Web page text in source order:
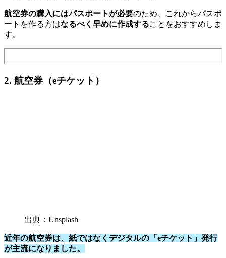
航空券の購入にはパスポートが必要のため、これからパスポ
ートを作る方はなるべく早めに作成することをおすすめしま
す。
2. 航空券（eチケット）
出典：Unsplash
近年の航空券は、紙ではなくデジタルの「eチケット」発行
が主流になりました。